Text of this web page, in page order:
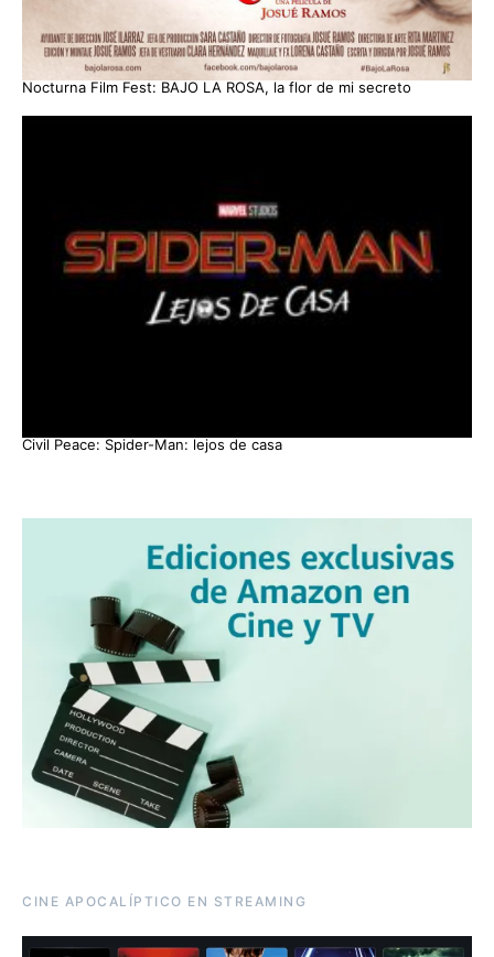
Nocturna Film Fest: BAJO LA ROSA, la flor de mi secreto
Civil Peace: Spider-Man: lejos de casa
CINE APOCALÍPTICO EN STREAMING